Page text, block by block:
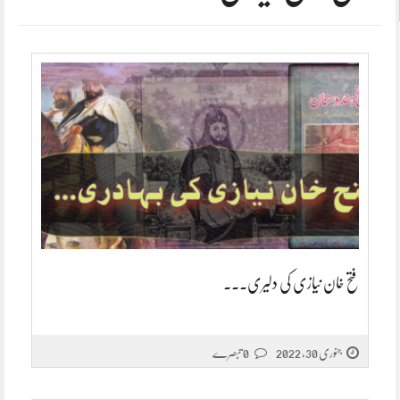
فتح خان نیازی کی دلیری۔۔۔
جنوری 30, 2022